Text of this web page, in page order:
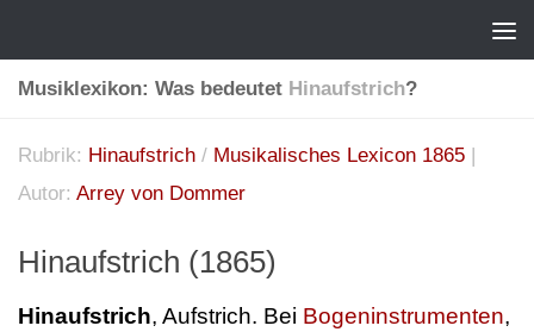
Musiklexikon: Was bedeutet Hinaufstrich?
Rubrik: Hinaufstrich / Musikalisches Lexicon 1865 |
Autor: Arrey von Dommer
Hinaufstrich (1865)
Hinaufstrich, Aufstrich. Bei Bogeninstrumenten,